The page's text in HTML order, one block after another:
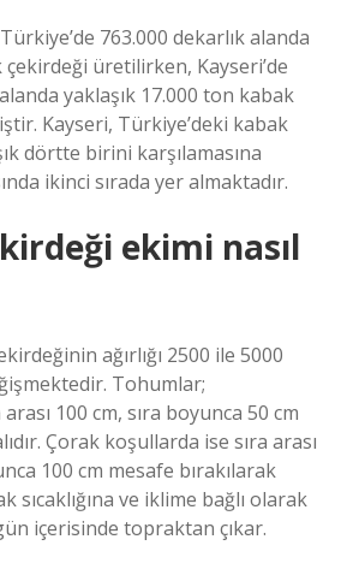
763.000 dekarlık alanda
üretilirken, Kayseri’de
yaklaşık 17.000 ton kabak
Kayseri, Türkiye’deki kabak
dörtte birini karşılamasına
ikinci sırada yer almaktadır.
ekimi nasıl
ağırlığı 2500 ile 5000
Tohumlar;
arası 100 cm, sıra boyunca 50 cm
Çorak koşullarda ise sıra arası
100 cm mesafe bırakılarak
sıcaklığına ve iklime bağlı olarak
içerisinde topraktan çıkar.